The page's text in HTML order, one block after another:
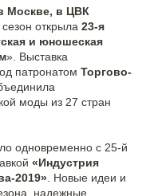
Москве, в ЦВК
открыла 23-я
и юношеская
». Выставка
патронатом Торгово-
моды из 27 стран
одновременно с 25-й
«Индустрия
2019» . Новые идеи и
надежные